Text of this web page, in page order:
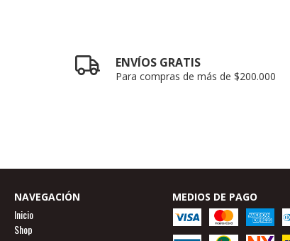
ENVÍOS GRATIS
Para compras de más de $200.000
NAVEGACIÓN
Inicio
Shop
MEDIOS DE PAGO